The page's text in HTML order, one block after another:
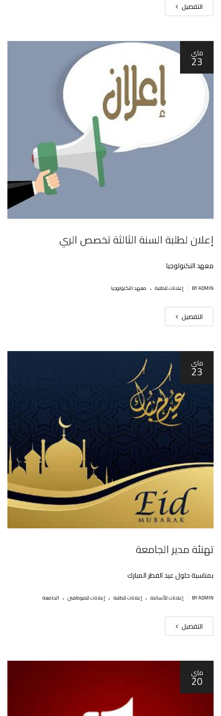
التفصيل
ماي
23
إعلان لطلبة السنة الثالثة تخصص الري
معهد التكنولوجيا
BY ADMIN إعلانات للطلبة . معهد التكنولوجيا
التفصيل
ماي
23
تهنئة مدير الجامعة
بمناسبة حلول عيد الفطر المبارك
BY ADMIN إعلانات للأساتذة . إعلانات للطلبة . إعلانات للموظفين . الجامعة
التفصيل
ماي
20